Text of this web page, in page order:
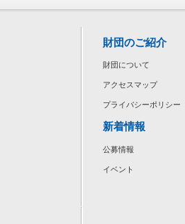
財団のご紹介
財団について
アクセスマップ
プライバシーポリシー
新着情報
公募情報
イベント